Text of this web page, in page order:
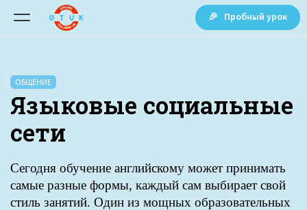
🎉 Пробный урок
ОБЩЕНИЕ
Языковые социальные
сети
Сегодня обучение английскому может принимать
самые разные формы, каждый сам выбирает свой
стиль занятий. Один из мощных образовательных